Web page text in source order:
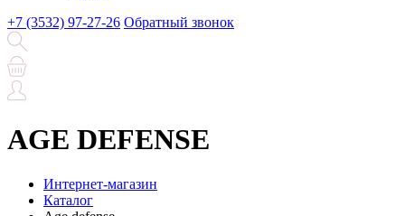
+7 (3532) 97-27-26 Обратный звонок
AGE DEFENSE
Интернет-магазин
Каталог